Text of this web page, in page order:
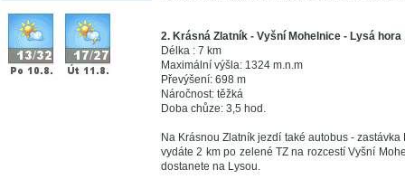
2. Krásná Zlatník - Vyšní Mohelnice - Lysá hora
Délka : 7 km
Maximální výšla: 1324 m.n.m
Převýšení: 698 m
Náročnost: těžká
Doba chůze: 3,5 hod.
Na Krásnou Zlatník jezdí také autobus -
vydáte 2 km po zelené TZ na rozcestí Vyšní
dostanete na Lysou.